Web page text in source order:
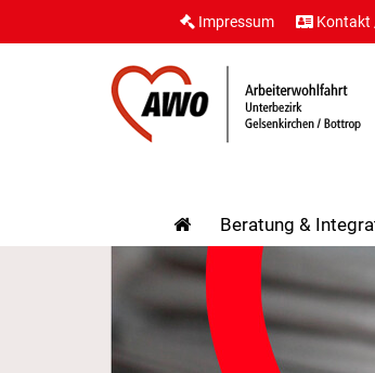
Impressum Kontakt
Beratung &